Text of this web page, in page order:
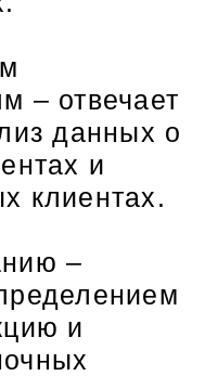
– отвечает
данных о
и
клиентах.
–
и